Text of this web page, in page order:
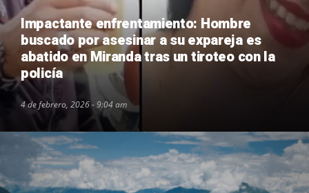
Impactante enfrentamiento: Hombre
buscado por asesinar a su expareja es
abatido en Miranda tras un tiroteo con la
policía
4 de febrero, 2026 - 9:04 am